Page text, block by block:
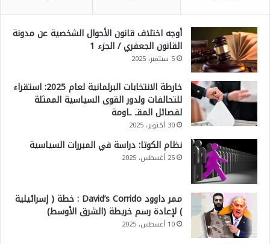
أوجه اختلاف قانون الأحوال الشخصية عن مدونة
القانون الجعفري / الجزء 1
5 سبتمبر، 2025
خارطة الانتخابات البرلمانية لعام 2025: استقراء
للتحالفات ولدور القوى السياسية الممثلة
لفصائل المقـ ـاومة
30 أكتوبر، 2025
نظام الكوتا: دراسة في المبررات السياسية
25 أغسطس، 2025
ممر داوود David’s Corrido : خطة ( إسرائيلية
) لإعادة رسم خريطة (الشرق الأوسط)
10 أغسطس، 2025